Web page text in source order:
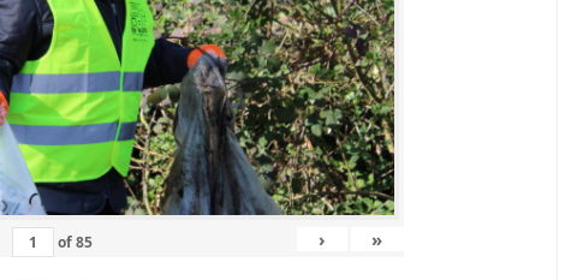
of85 › »